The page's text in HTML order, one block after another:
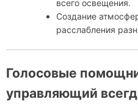
всего освещения.
Создание
расслабления
Голосовые
управляющий